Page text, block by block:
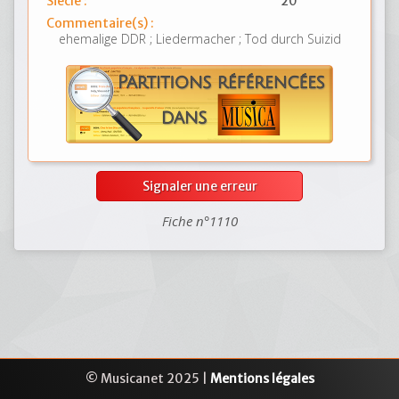
Commentaire(s) :
ehemalige DDR ; Liedermacher ; Tod durch Suizid
Signaler une erreur
Fiche n°1110
© Musicanet 2025 | Mentions légales